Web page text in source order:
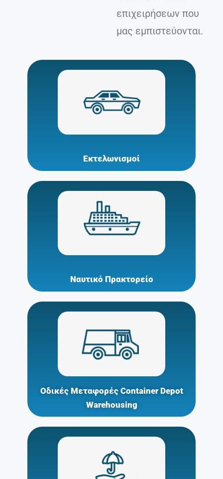
επιχειρήσεων που
μας εμπιστεύονται.
Εκτελωνισμοί
Ναυτικό Πρακτορείο
Οδικές Μεταφορές Container Depot
Warehousing